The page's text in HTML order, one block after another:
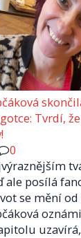
Tvrdí,
0
ale posílá
se mění od
uzavírá,